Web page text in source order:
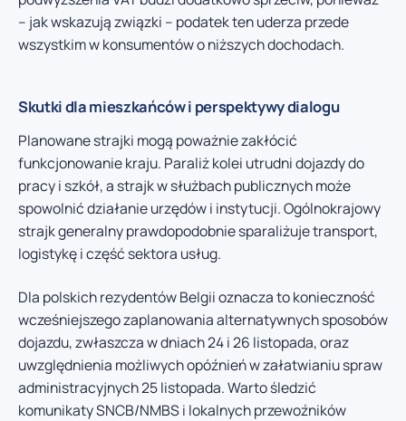
– jak wskazują związki – podatek ten uderza przede
wszystkim w konsumentów o niższych dochodach.
Skutki dla mieszkańców i perspektywy dialogu
Planowane strajki mogą poważnie zakłócić
funkcjonowanie kraju. Paraliż kolei utrudni dojazdy do
pracy i szkół, a strajk w służbach publicznych może
spowolnić działanie urzędów i instytucji. Ogólnokrajowy
strajk generalny prawdopodobnie sparaliżuje transport,
logistykę i część sektora usług.
Dla polskich rezydentów Belgii oznacza to konieczność
wcześniejszego zaplanowania alternatywnych sposobów
dojazdu, zwłaszcza w dniach 24 i 26 listopada, oraz
uwzględnienia możliwych opóźnień w załatwianiu spraw
administracyjnych 25 listopada. Warto śledzić
komunikaty SNCB/NMBS i lokalnych przewoźników